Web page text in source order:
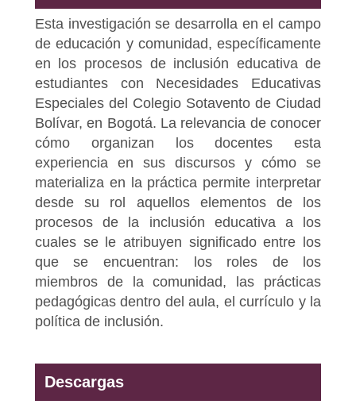
Esta investigación se desarrolla en el campo
de educación y comunidad, específicamente
en los procesos de inclusión educativa de
estudiantes con Necesidades Educativas
Especiales del Colegio Sotavento de Ciudad
Bolívar, en Bogotá. La relevancia de conocer
cómo organizan los docentes esta
experiencia en sus discursos y cómo se
materializa en la práctica permite interpretar
desde su rol aquellos elementos de los
procesos de la inclusión educativa a los
cuales se le atribuyen significado entre los
que se encuentran: los roles de los
miembros de la comunidad, las prácticas
pedagógicas dentro del aula, el currículo y la
política de inclusión.
Descargas